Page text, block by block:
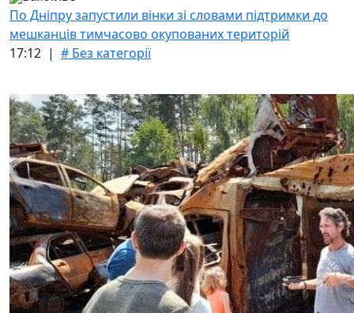
По Дніпру запустили вінки зі словами підтримки до
мешканців тимчасово окупованих територій
17:12 | # Без категорії